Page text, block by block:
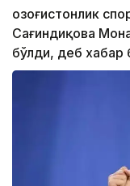
Қозоғистонлик
Сағиндиқова
бўлди, деб хабар